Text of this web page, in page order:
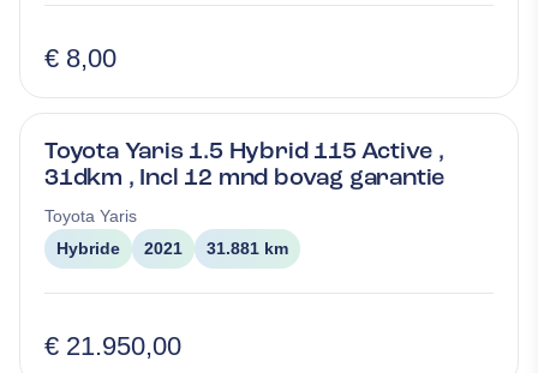
€ 8,00
Toyota Yaris 1.5 Hybrid 115 Active ,
31dkm , Incl 12 mnd bovag garantie
Toyota Yaris
Hybride
2021 31.881 km
€ 21.950,00